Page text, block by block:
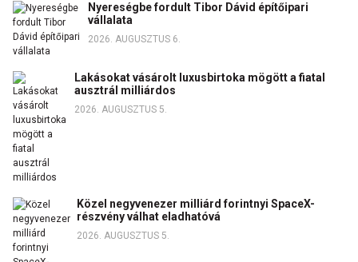
Nyereségbe fordult Tibor Dávid építőipari
vállalata
2026. AUGUSZTUS 6.
Lakásokat vásárolt luxusbirtoka mögött a fiatal
ausztrál milliárdos
2026. AUGUSZTUS 5.
Közel negyvenezer milliárd forintnyi SpaceX-
részvény válhat eladhatóvá
2026. AUGUSZTUS 5.